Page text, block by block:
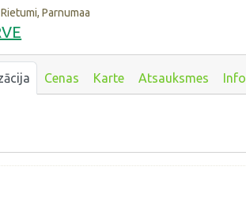
Parnumaa
Cenas Karte Atsauksmes Info